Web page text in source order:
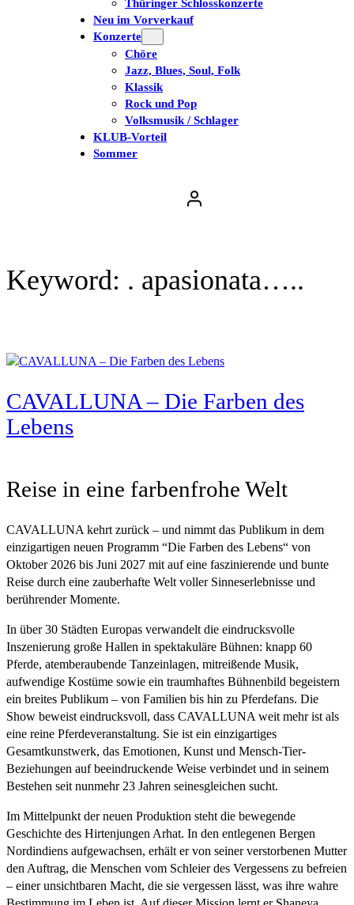
Neu im Vorverkauf
Konzerte
Chöre
Jazz, Blues, Soul, Folk
Klassik
Rock und Pop
Volksmusik / Schlager
KLUB-Vorteil
Sommer
Keyword: . apasionata…..
CAVALLUNA – Die Farben des
Lebens
Reise in eine farbenfrohe Welt
CAVALLUNA kehrt zurück – und nimmt das Publikum in dem
einzigartigen neuen Programm “Die Farben des Lebens“ von
Oktober 2026 bis Juni 2027 mit auf eine faszinierende und bunte
Reise durch eine zauberhafte Welt voller Sinneserlebnisse und
berührender Momente.
In über 30 Städten Europas verwandelt die eindrucksvolle
Inszenierung große Hallen in spektakuläre Bühnen: knapp 60
Pferde, atemberaubende Tanzeinlagen, mitreißende Musik,
aufwendige Kostüme sowie ein traumhaftes Bühnenbild begeistern
ein breites Publikum – von Familien bis hin zu Pferdefans. Die
Show beweist eindrucksvoll, dass CAVALLUNA weit mehr ist als
eine reine Pferdeveranstaltung. Sie ist ein einzigartiges
Gesamtkunstwerk, das Emotionen, Kunst und Mensch-Tier-
Beziehungen auf beeindruckende Weise verbindet und in seinem
Bestehen seit nunmehr 23 Jahren seinesgleichen sucht.
Im Mittelpunkt der neuen Produktion steht die bewegende
Geschichte des Hirtenjungen Arhat. In den entlegenen Bergen
Nordindiens aufgewachsen, erhält er von seiner verstorbenen Mutter
den Auftrag, die Menschen vom Schleier des Vergessens zu befreien
– einer unsichtbaren Macht, die sie vergessen lässt, was ihre wahre